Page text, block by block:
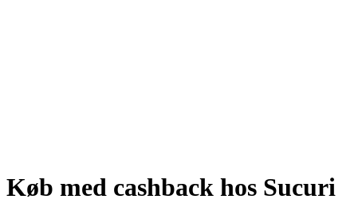
Køb med cashback hos Sucuri